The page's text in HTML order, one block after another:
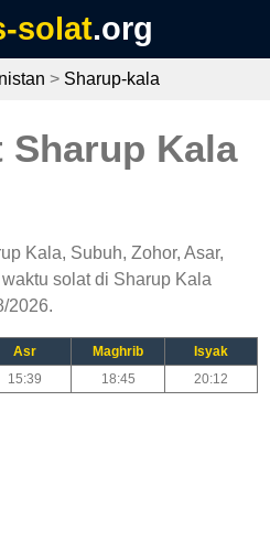
solat.org
> Sharup-kala
Sharup Kala
Kala, Subuh, Zohor, Asar,
solat di Sharup Kala
2026.
Asr Maghrib
Isyak
15:39 18:45 20:12